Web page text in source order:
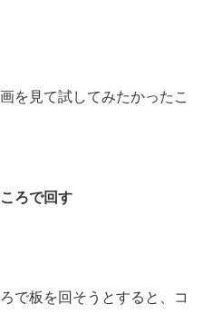
を見て試してみたかったこ
ろで回す
で板を回そうとすると、コ